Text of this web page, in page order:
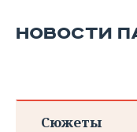
НОВОСТИ
Сюжеты